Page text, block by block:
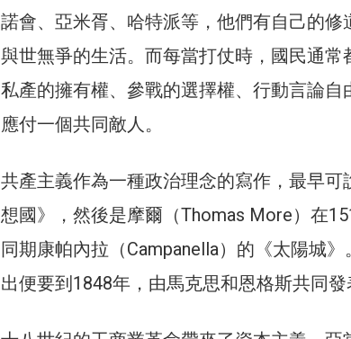
諾會、亞米胥、哈特派等，他們有自己的
與世無爭的生活。而每當打仗時，國民通
私產的擁有權、參戰的選擇權、行動言論
應付一個共同敵人。
共產主義作為一種政治理念的寫作，最早
想國》，然後是摩爾（Thomas More）在
同期康帕內拉（Campanella）的《太陽城
出便要到1848年，由馬克思和恩格斯共同發